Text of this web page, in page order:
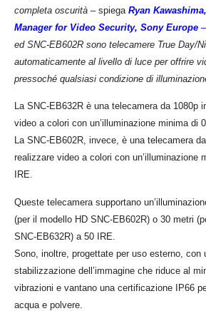
completa oscurità – spiega Ryan
Manager for Video Security, Sony Europe –
ed SNC-EB602R sono telecamere True Day/
automaticamente al livello di luce per offrire
pressoché qualsiasi condizione di
La SNC-EB632R è una telecamera da 1080p
video a colori con un’illuminazione minima di
La SNC-EB602R, invece, è una telecamera
realizzare video a colori con un’illuminazione
IRE.
Queste telecamera supportano
(per il modello HD SNC-EB602R) o 30 metri
SNC-EB632R) a 50 IRE.
Sono, inoltre, progettate per uso esterno, con
stabilizzazione dell’immagine che riduce al
vibrazioni e vantano una certificazione IP66
acqua e polvere.